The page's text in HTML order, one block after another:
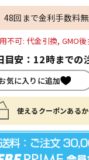
48回まで金利手数料
不可: 代金引換, GMO後
目安：12時までの
気に入りに追加
使えるクーポンある